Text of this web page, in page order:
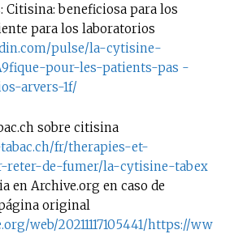
Citisina: beneficiosa para los
para los laboratorios
pulse/la-cytisine-
pour-les-patients-pas -
arvers-1f/
sobre citisina
fr/therapies-et-
reter-de-fumer/la-cytisine-tabex
en Archive.org en caso de
original
web/20211117105441/https://ww